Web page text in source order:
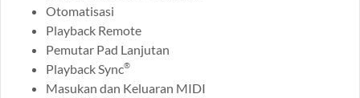
Otomatisasi
Playback Remote
Pemutar Pad Lanjutan
Playback Sync®
Masukan dan Keluaran MIDI